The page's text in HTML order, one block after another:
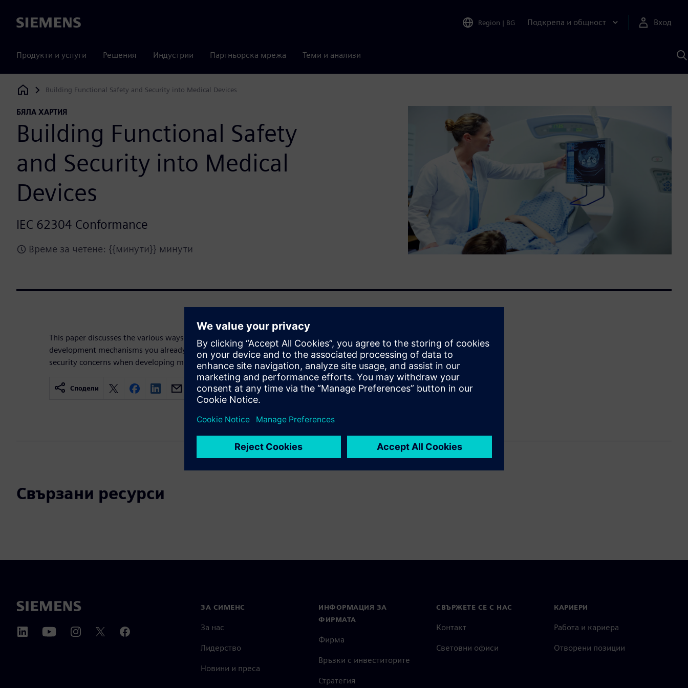
Siemens Region | BG Подкрепа и общност Вход
Продукти и услуги Решения Индустрии Партньорска мрежа Теми и анализи
с
Siemens Digital Industries Software
Building Functional Safety and Security into Medical Devices
БЯЛА ХАРТИЯ
Building Functional Safety
and Security into Medical
Devices
IEC 62304 Conformance
Време за четене: {{минути}} минути
This paper discusses the various ways organizations can adapt the safety
development mechanisms you already have in place, extending them to support
security concerns when developing medical devices.
Сподели
Свързани ресурси
ЗА СИМЕНС
За нас
Лидерство
Новини и преса
ИНФОРМАЦИЯ ЗА
ФИРМАТА
Фирма
Връзки с инвеститорите
Стратегия
СВЪРЖЕТЕ СЕ С НАС
Контакт
Световни офиси
КАРИЕРИ
Работа и кариера
Отворени позиции